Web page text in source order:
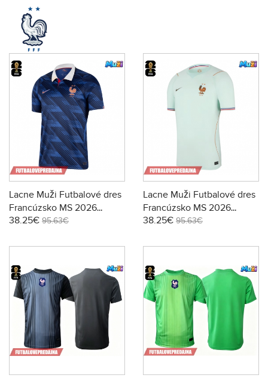
Lacne Muži Futbalové dres
Francúzsko MS 2026
Krátky Rukáv - Domáci
38.25€ 95.63€
Lacne Muži Futbalové dres
Francúzsko MS 2026
Krátky Rukáv - Preč
38.25€ 95.63€